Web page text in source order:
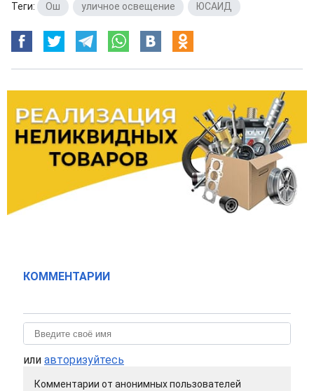
Теги: Ош уличное освещение ЮСАИД
КОММЕНТАРИИ
или авторизуйтесь
Комментарии от анонимных пользователей